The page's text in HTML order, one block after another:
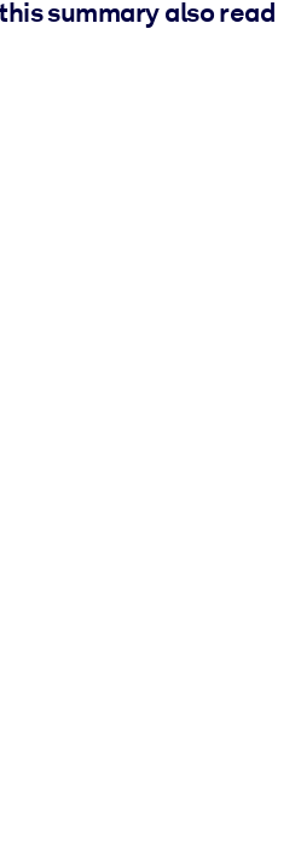
summary also read